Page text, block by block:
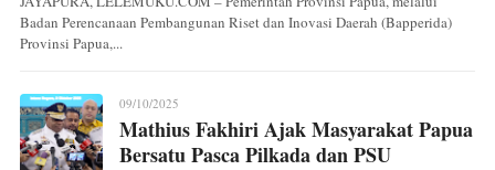
Badan Perencanaan Pembangunan Riset dan Inovasi Daerah (Bapperida)
Provinsi Papua,...
09/10/2025
Mathius Fakhiri Ajak Masyarakat Papua
Bersatu Pasca Pilkada dan PSU